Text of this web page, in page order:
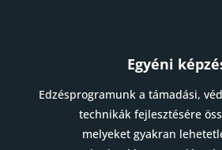
Egyéni
Edzésprogramunk a támadási,
technikák fejlesztésére
melyeket gyakran